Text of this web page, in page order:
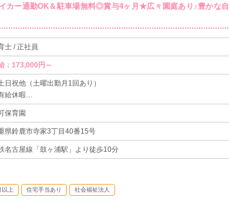
ー通勤OK＆駐車場無料◎賞与4ヶ月★広々園庭あり♪豊かな自
士 / 正社員
：173,000円～
日祝他（土曜出勤月1回あり）
給休暇
末年始
間休日109日
保育園
県鈴鹿市寺家3丁目40番15号
名古屋線「鼓ヶ浦駅」より徒歩10分
以上 住宅手当あり 社会福祉法人